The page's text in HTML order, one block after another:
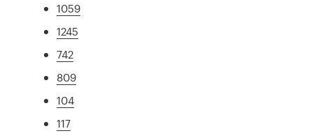
1059
1245
742
809
104
117